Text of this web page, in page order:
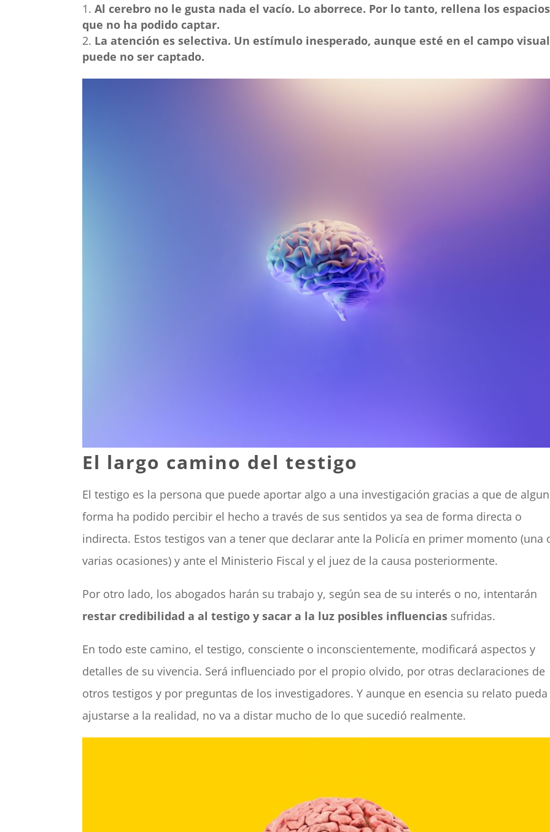
Al cerebro no le gusta nada el vacío. Lo aborrece. Por lo tanto, rellena los espacios
que no ha podido captar.
La atención es selectiva. Un estímulo inesperado, aunque esté en el campo
puede no ser captado.
El largo camino del testigo
El testigo es la persona que puede aportar algo a una investigación gracias a que de
forma ha podido percibir el hecho a través de sus sentidos ya sea de forma directa o
indirecta. Estos testigos van a tener que declarar ante la Policía en primer momento (una
varias ocasiones) y ante el Ministerio Fiscal y el juez de la causa posteriormente.
Por otro lado, los abogados harán su trabajo y, según sea de su interés o no, intentarán
restar credibilidad a al testigo y sacar a la luz posibles influencias sufridas.
En todo este camino, el testigo, consciente o inconscientemente, modificará aspectos y
detalles de su vivencia. Será influenciado por el propio olvido, por otras declaraciones de
otros testigos y por preguntas de los investigadores. Y aunque en esencia su relato pueda
ajustarse a la realidad, no va a distar mucho de lo que sucedió realmente.